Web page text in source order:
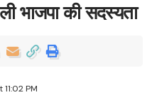
भाजपा की सदस्यता
PM